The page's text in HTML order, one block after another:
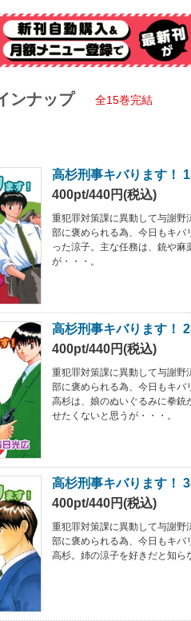
ンナップ 全15巻完結
高杉刑事キバります！
400pt/440円(税込)
重犯罪対策課に異動して与謝野
部に褒められる為、今日もキバ
った涼子。主な任務は、銃や
が・・・。
高杉刑事キバります！
400pt/440円(税込)
重犯罪対策課に異動して与謝野
部に褒められる為、今日もキバ
高杉は、娘のぬいぐるみに拳銃
せたくないと思うが・・・。
高杉刑事キバります！
400pt/440円(税込)
重犯罪対策課に異動して与謝野
部に褒められる為、今日もキバ
高杉。姉の涼子を好きだと知ら